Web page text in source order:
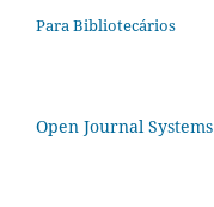
Para Bibliotecários
Open Journal Systems